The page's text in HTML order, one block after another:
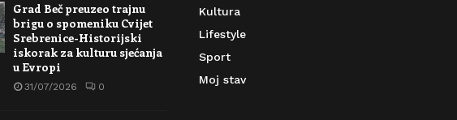
Grad Beč preuzeo trajnu
brigu o spomeniku Cvijet
Srebrenice-Historijski
iskorak za kulturu sjećanja
u Evropi
31/07/2026 0
Kultura
Lifestyle
Sport
Moj stav